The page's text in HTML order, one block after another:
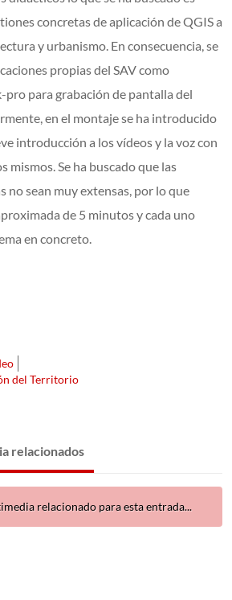
concretas de aplicación de QGIS a
y urbanismo. En consecuencia, se
propias del SAV como
pro para grabación de pantalla del
en el montaje se ha introducido
introducción a los vídeos y la voz con
mismos. Se ha buscado que las
no sean muy extensas, por lo que
de 5 minutos y cada uno
en concreto.
del Territorio
relacionados
relacionado para esta entrada...